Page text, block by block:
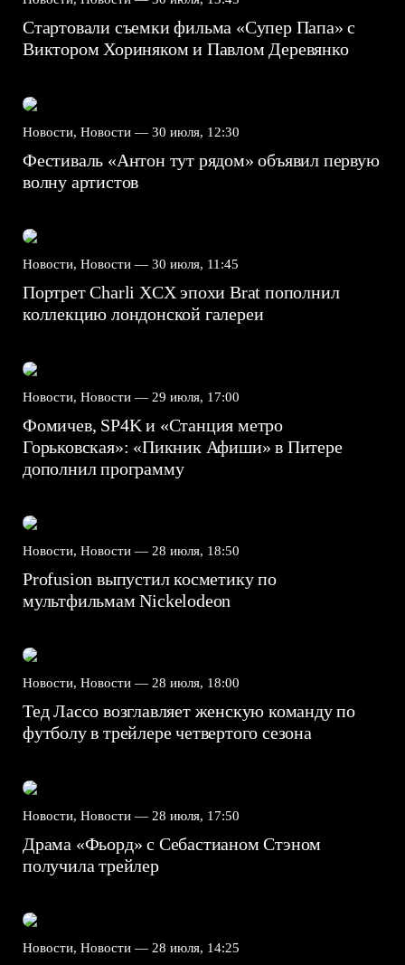
Стартовали съемки фильма «Супер Папа» с
Виктором Хориняком и Павлом Деревянко
Новости, Новости — 30 июля, 12:30
Фестиваль «Антон тут рядом» объявил первую
волну артистов
Новости, Новости — 30 июля, 11:45
Портрет Charli XCX эпохи Brat пополнил
коллекцию лондонской галереи
Новости, Новости — 29 июля, 17:00
Фомичев, SP4K и «Станция метро
Горьковская»: «Пикник Афиши» в Питере
дополнил программу
Новости, Новости — 28 июля, 18:50
Profusion выпустил косметику по
мультфильмам Nickelodeon
Новости, Новости — 28 июля, 18:00
Тед Лассо возглавляет женскую команду по
футболу в трейлере четвертого сезона
Новости, Новости — 28 июля, 17:50
Драма «Фьорд» с Себастианом Стэном
получила трейлер
Новости, Новости — 28 июля, 14:25